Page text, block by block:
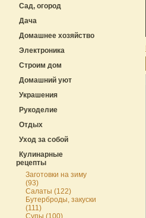
Сад, огород
Дача
Домашнее хозяйство
Электроника
Строим дом
Домашний уют
Украшения
Рукоделие
Отдых
Уход за собой
Кулинарные
рецепты
Заготовки на зиму
(93)
Салаты (122)
Бутерброды, закуски
(111)
Супы (100)